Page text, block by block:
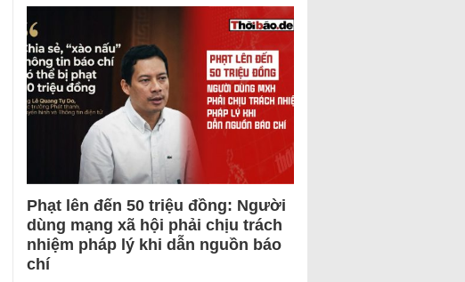
Phạt lên đến 50 triệu đồng: Người
dùng mạng xã hội phải chịu trách
nhiệm pháp lý khi dẫn nguồn báo
chí